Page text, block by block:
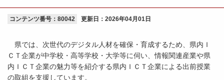
コンテンツ番号：80042 更新日： 2026年04月01日
県では、次世代のデジタル人材を確保・育成するため、県内Ｉ
ＣＴ企業が中学校・高等学校・大学等に伺い、情報関連産業や県
内ＩＣＴ企業の魅力等を紹介する県内ＩＣＴ企業による出前授業
の取組を支援しています。